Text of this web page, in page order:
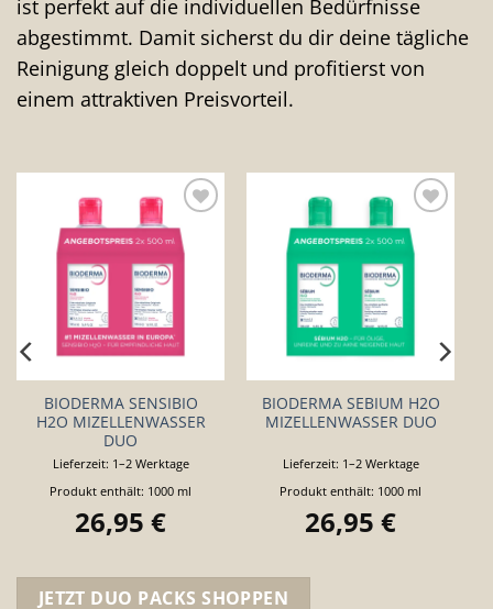
ist perfekt auf die individuellen Bedürfnisse
abgestimmt. Damit sicherst du dir deine tägliche
Reinigung gleich doppelt und profitierst von
einem attraktiven Preisvorteil.
Auf die
Wunschliste
BIODERMA SENSIBIO
H2O MIZELLENWASSER
DUO
Lieferzeit: 1–2 Werktage
Produkt enthält: 1000 ml
26,95 €
Auf die
Wunschliste
BIODERMA SEBIUM H2O
MIZELLENWASSER DUO
Lieferzeit: 1–2 Werktage
Produkt enthält: 1000 ml
26,95 €
JETZT DUO PACKS SHOPPEN